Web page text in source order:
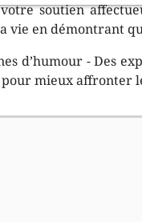
soutien
vie en démontrant
d’humour - Des
mieux affronter